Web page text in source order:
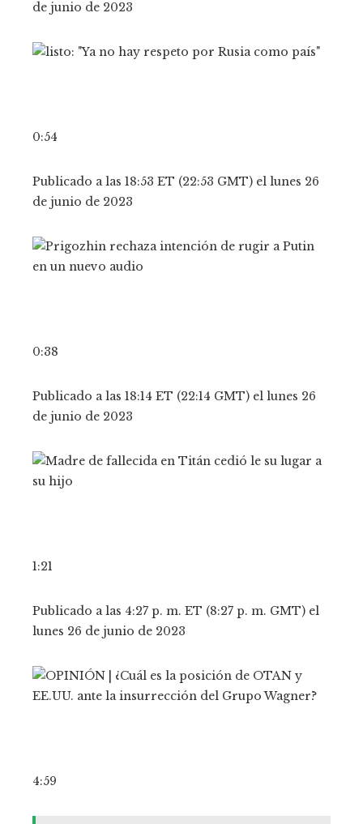
de junio de 2023
0:54
Publicado a las 18:53 ET (22:53 GMT) el lunes 26
de junio de 2023
0:38
Publicado a las 18:14 ET (22:14 GMT) el lunes 26
de junio de 2023
1:21
Publicado a las 4:27 p. m. ET (8:27 p. m. GMT) el
lunes 26 de junio de 2023
4:59